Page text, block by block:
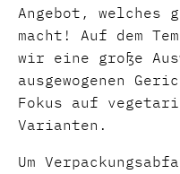
Angebot,
macht! Auf dem
wir eine große
ausgewogenen
Fokus auf
Varianten.
Um